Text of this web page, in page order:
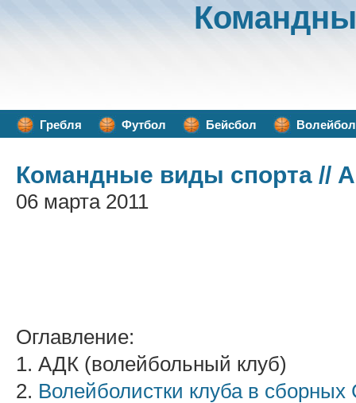
Гребля Футбол Бейсбол Волейбол
Командные виды спорта //
06 марта 2011
Оглавление:
1. АДК (волейбольный клуб)
2. Волейболистки клуба в